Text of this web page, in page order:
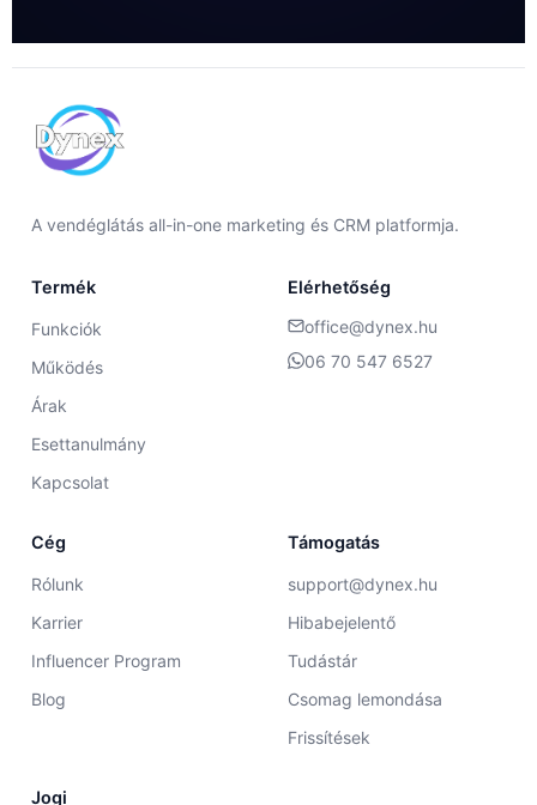
A vendéglátás all-in-one marketing és CRM platformja.
Termék
Funkciók
Működés
Árak
Esettanulmány
Kapcsolat
Elérhetőség
office@dynex.hu
06 70 547 6527
Cég
Rólunk
Karrier
Influencer Program
Blog
Támogatás
support@dynex.hu
Hibabejelentő
Tudástár
Csomag lemondása
Frissítések
Jogi